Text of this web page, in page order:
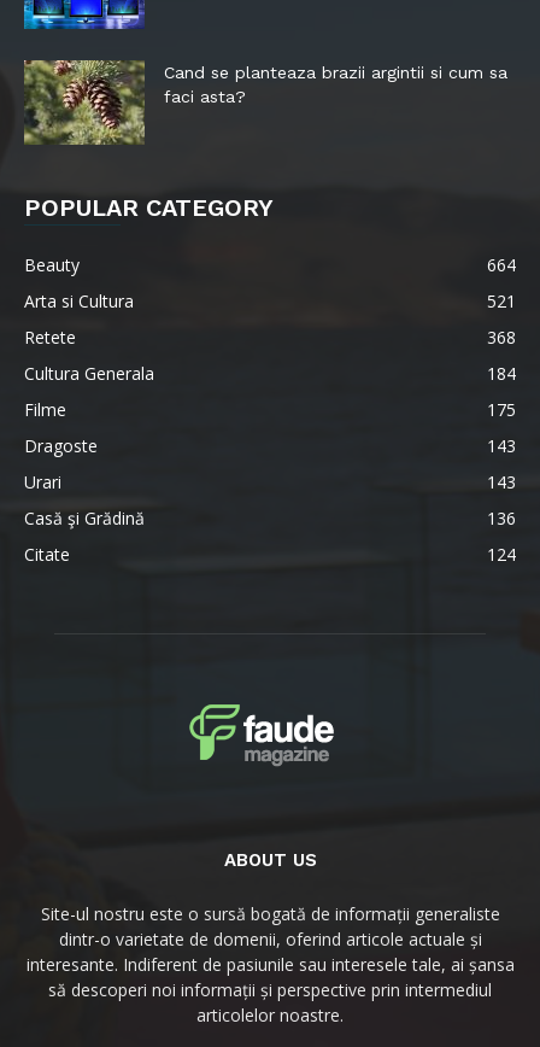
Cand se planteaza brazii argintii si cum sa
faci asta?
POPULAR CATEGORY
Beauty
664
Arta si Cultura
521
Retete
368
Cultura Generala
184
Filme
175
Dragoste
143
Urari
143
Casă şi Grădină
136
Citate
124
ABOUT US
Site-ul nostru este o sursă bogată de informații generaliste
dintr-o varietate de domenii, oferind articole actuale și
interesante. Indiferent de pasiunile sau interesele tale, ai șansa
să descoperi noi informații și perspective prin intermediul
articolelor noastre.